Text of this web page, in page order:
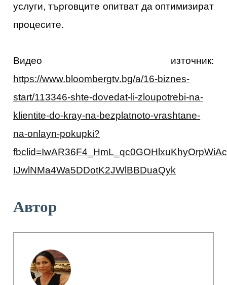
услуги, търговците опитват да оптимизират
процесите.
Видео източник:
https://www.bloombergtv.bg/a/16-biznes-
start/113346-shte-dovedat-li-zloupotrebi-na-
klientite-do-kray-na-bezplatnoto-vrashtane-
na-onlayn-pokupki?
IJwlNMa4Wa5DDotK2JWlBBDuaQyk
Автор